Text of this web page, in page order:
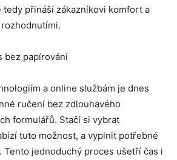
tedy přináší zákazníkovi komfort a
bez papírování
a online službám je dnes
ručení bez zdlouhavého
formulářů. Stačí si vybrat
tuto možnost, a vyplnit potřebné
Tento jednoduchý proces ušetří čas i